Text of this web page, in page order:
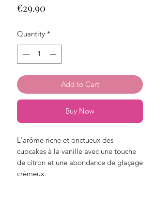
€29.90
Quantity *
Add to Cart
Buy Now
L'arôme riche et onctueux des
cupcakes à la vanille avec une touche
de citron et une abondance de glaçage
crémeux.